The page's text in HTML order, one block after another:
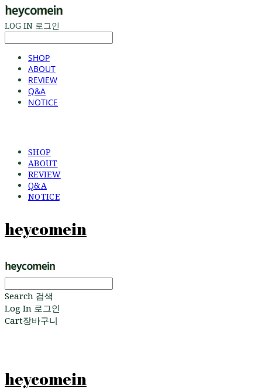
LOG IN 로그인
SHOP
ABOUT
REVIEW
Q&A
NOTICE
SHOP
ABOUT
REVIEW
Q&A
NOTICE
heycomein
Search 검색
Log In 로그인
Cart장바구니
heycomein